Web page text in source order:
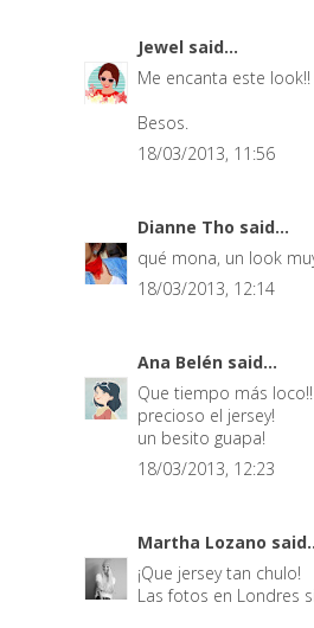
Jewel said...
Me encanta este
Besos.
18/03/2013, 11:56
Dianne Tho said...
qué mona, un look
18/03/2013, 12:14
Ana Belén said...
Que tiempo más
precioso el jersey!
un besito guapa!
18/03/2013, 12:23
Martha Lozano
¡Que jersey tan chulo!
Las fotos en Londres